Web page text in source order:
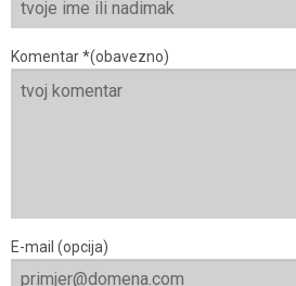
Komentar *(obavezno)
E-mail (opcija)